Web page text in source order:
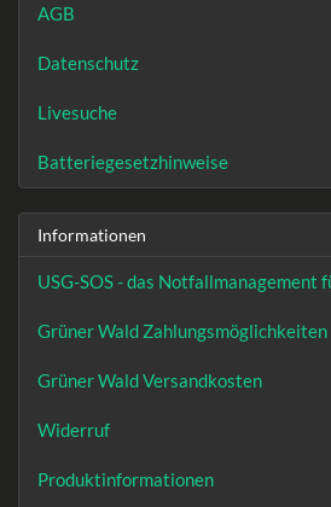
AGB
Datenschutz
Livesuche
Batteriegesetzhinweise
Informationen
USG-SOS - das Notfallmanagement
Grüner Wald Zahlungsmöglichkeiten
Grüner Wald Versandkosten
Widerruf
Produktinformationen